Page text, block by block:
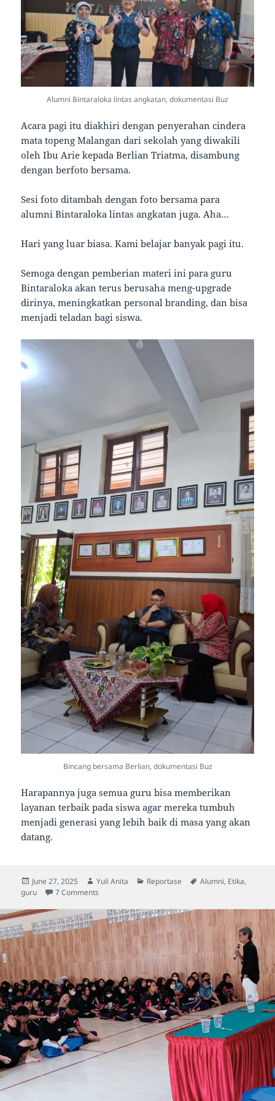
Alumni Bintaraloka lintas angkatan, dokumentasi Buz
Acara pagi itu diakhiri dengan penyerahan cindera
mata topeng Malangan dari sekolah yang diwakili
oleh Ibu Arie kepada Berlian Triatma, disambung
dengan berfoto bersama.
Sesi foto ditambah dengan foto bersama para
alumni Bintaraloka lintas angkatan juga. Aha…
Hari yang luar biasa. Kami belajar banyak pagi itu.
Semoga dengan pemberian materi ini para guru
Bintaraloka akan terus berusaha meng-upgrade
dirinya, meningkatkan personal branding, dan bisa
menjadi teladan bagi siswa.
Bincang bersama Berlian, dokumentasi Buz
Harapannya juga semua guru bisa memberikan
layanan terbaik pada siswa agar mereka tumbuh
menjadi generasi yang lebih baik di masa yang akan
datang.
Posted
on
June 27, 2025 Author
Yuli Anita Categories
Reportase Tags
Alumni, Etika,
guru
7 Comments